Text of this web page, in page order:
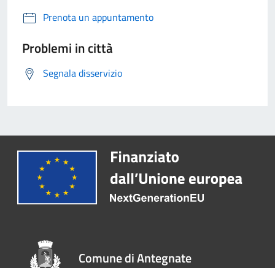
Prenota un appuntamento
Problemi in città
Segnala disservizio
Comune di Antegnate